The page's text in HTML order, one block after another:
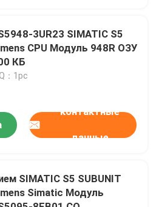
3UR23 SIMATIC S5
CPU Модуль 948R ОЗУ
КБ
：1pc
контактные
данные
SIMATIC S5 SUBUNIT
Simatic Модуль